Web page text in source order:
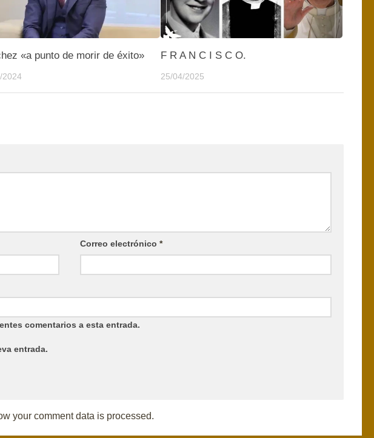
«a punto de morir de éxito»
2024
F R A N C I S C O.
25/04/2025
Correo electrónico*
comentarios a esta entrada.
entrada.
your comment data is processed.